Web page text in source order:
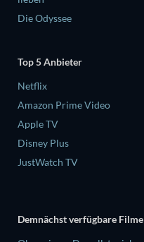
Die Odyssee
Top 5 Anbieter
Netflix
Amazon Prime Video
Apple TV
Disney Plus
JustWatch TV
Demnächst verfügbare Filme